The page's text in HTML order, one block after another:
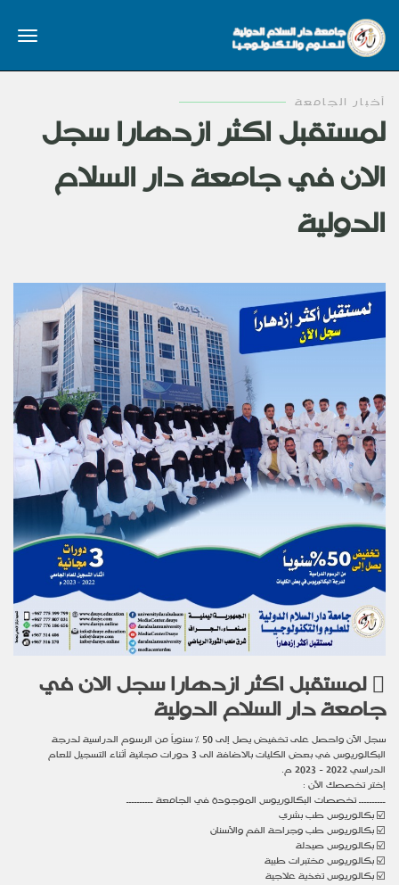
أخبار الجامعة
لمستقبل اكثر ازدهارا سجل
الان في جامعة دار السلام
الدولية
لمستقبل اكثر ازدهارا سجل الان في
جامعة دار السلام الدولية
سجل الآن واحصل على تخفيض يصل إلى 50 % سنوياً من الرسوم الدراسية لدرجة
البكالوريوس في بعض الكليات بالاضافة الى 3 دورات مجانية أثناء التسجيل للعام
الدراسي 2022 - 2023 م.
إختر تخصصك الآن :
ــــــــــ تخصصات البكالوريوس الموجودة في الجامعة ــــــــــ
☑️ بكالوريوس طب بشري
☑️ بكالوريوس طب وجراحة الفم والأسنان
☑️ بكالوريوس صيدلة
☑️ بكالوريوس مختبرات طبية
☑️ بكالوريوس تغذية علاجية